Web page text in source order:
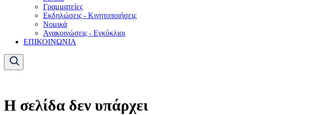
Γραμματείες
Εκδηλώσεις - Κινητοποιήσεις
Νομικά
Ανακοινώσεις - Εγκύκλιοι
ΕΠΙΚΟΙΝΩΝΙΑ
Η σελίδα δεν υπάρχει